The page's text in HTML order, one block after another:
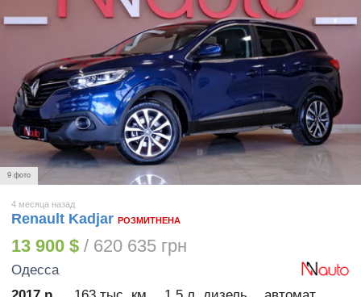
9 фото
4 месяца назад
Renault Kadjar РОЗМИТНЕНА
13 900 $ / 620 635 грн
Одесса